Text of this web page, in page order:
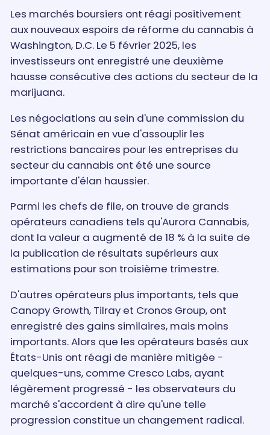
Les marchés boursiers ont réagi positivement
aux nouveaux espoirs de réforme du cannabis à
Washington, D.C. Le 5 février 2025, les
investisseurs ont enregistré une deuxième
hausse consécutive des actions du secteur de la
marijuana.
Les négociations au sein d'une commission du
Sénat américain en vue d'assouplir les
restrictions bancaires pour les entreprises du
secteur du cannabis ont été une source
importante d'élan haussier.
Parmi les chefs de file, on trouve de grands
opérateurs canadiens tels qu'Aurora Cannabis,
dont la valeur a augmenté de 18 % à la suite de
la publication de résultats supérieurs aux
estimations pour son troisième trimestre.
D'autres opérateurs plus importants, tels que
Canopy Growth, Tilray et Cronos Group, ont
enregistré des gains similaires, mais moins
importants. Alors que les opérateurs basés aux
États-Unis ont réagi de manière mitigée -
quelques-uns, comme Cresco Labs, ayant
légèrement progressé - les observateurs du
marché s'accordent à dire qu'une telle
progression constitue un changement radical.